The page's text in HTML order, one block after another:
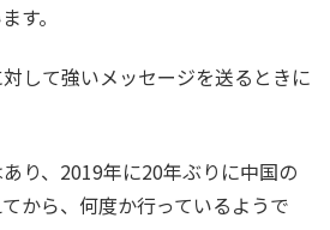
す。
して強いメッセージを送るときに
り、2019年に20年ぶりに中国の
から、何度か行っているようで